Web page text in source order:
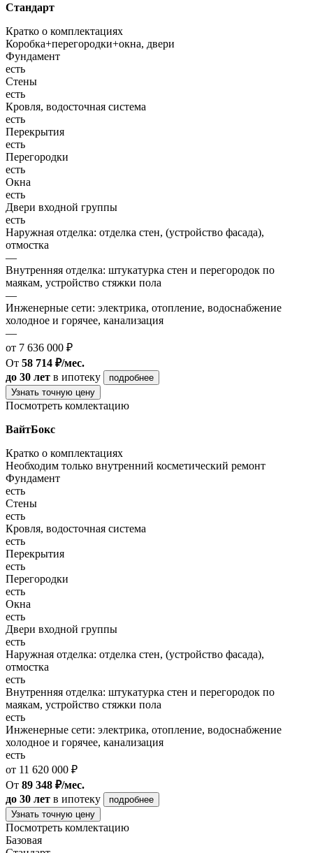
Стандарт
Кратко о комплектациях
Коробка+перегородки+окна, двери
Фундамент
есть
Стены
есть
Кровля, водосточная система
есть
Перекрытия
есть
Перегородки
есть
Окна
есть
Двери входной группы
есть
Наружная отделка: отделка стен, (устройство фасада),
отмостка
—
Внутренняя отделка: штукатурка стен и перегородок по
маякам, устройство стяжки пола
—
Инженерные сети: электрика, отопление, водоснабжение
холодное и горячее, канализация
—
от 7 636 000 ₽
От 58 714 ₽/мес.
до 30 лет в ипотеку
подробнее
Узнать точную цену
Посмотреть комлектацию
ВайтБокс
Кратко о комплектациях
Необходим только внутренний косметический ремонт
Фундамент
есть
Стены
есть
Кровля, водосточная система
есть
Перекрытия
есть
Перегородки
есть
Окна
есть
Двери входной группы
есть
Наружная отделка: отделка стен, (устройство фасада),
отмостка
есть
Внутренняя отделка: штукатурка стен и перегородок по
маякам, устройство стяжки пола
есть
Инженерные сети: электрика, отопление, водоснабжение
холодное и горячее, канализация
есть
от 11 620 000 ₽
От 89 348 ₽/мес.
до 30 лет в ипотеку
подробнее
Узнать точную цену
Посмотреть комлектацию
Базовая